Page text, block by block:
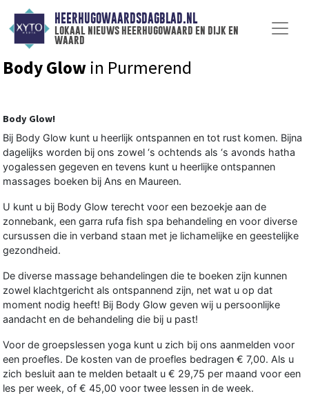
HEERHUGOWAARDSDAGBLAD.NL
lokaal nieuws heerhugowaard en dijk en
waard
Body Glow in Purmerend
Body Glow!
Bij Body Glow kunt u heerlijk ontspannen en tot rust komen. Bijna
dagelijks worden bij ons zowel ‘s ochtends als ‘s avonds hatha
yogalessen gegeven en tevens kunt u heerlijke ontspannen
massages boeken bij Ans en Maureen.
U kunt u bij Body Glow terecht voor een bezoekje aan de
zonnebank, een garra rufa fish spa behandeling en voor diverse
cursussen die in verband staan met je lichamelijke en geestelijke
gezondheid.
De diverse massage behandelingen die te boeken zijn kunnen
zowel klachtgericht als ontspannend zijn, net wat u op dat
moment nodig heeft! Bij Body Glow geven wij u persoonlijke
aandacht en de behandeling die bij u past!
Voor de groepslessen yoga kunt u zich bij ons aanmelden voor
een proefles. De kosten van de proefles bedragen € 7,00. Als u
zich besluit aan te melden betaalt u € 29,75 per maand voor een
les per week, of € 45,00 voor twee lessen in de week.